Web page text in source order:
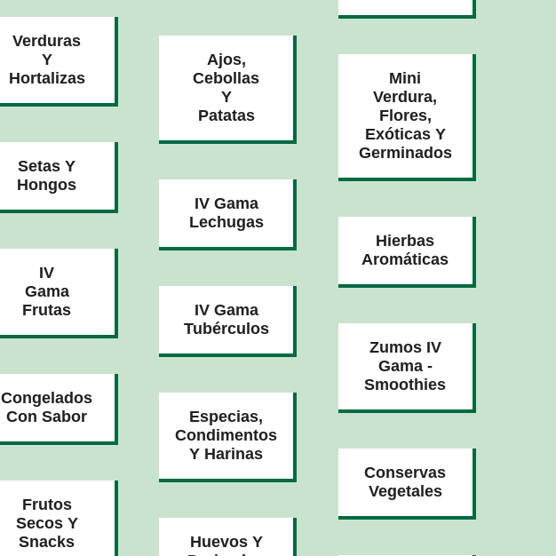
Verduras
Y
Hortalizas
Setas Y
Hongos
IV
Gama
Frutas
Congelados
Con Sabor
Frutos
Secos Y
Snacks
Ajos,
Cebollas
Y
Patatas
IV Gama
Lechugas
IV Gama
Tubérculos
Especias,
Condimentos
Y Harinas
Huevos Y
Mini
Verdura,
Flores,
Exóticas Y
Germinados
Hierbas
Aromáticas
Zumos IV
Gama -
Smoothies
Conservas
Vegetales